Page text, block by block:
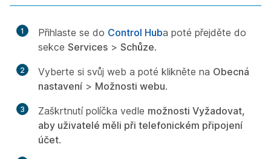
1 Přihlaste se do Control Huba poté přejděte do
sekce Services > Schůze.
2 Vyberte si svůj web a poté klikněte na Obecná
nastavení > Možnosti webu.
3 Zaškrtnutí políčka vedle možnosti Vyžadovat,
aby uživatelé měli při telefonickém připojení
účet.